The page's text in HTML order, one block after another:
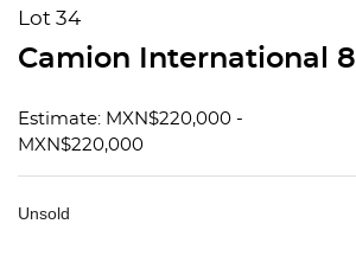
Lot 34
Camion International
Estimate: MXN$220,000 -
MXN$220,000
Unsold